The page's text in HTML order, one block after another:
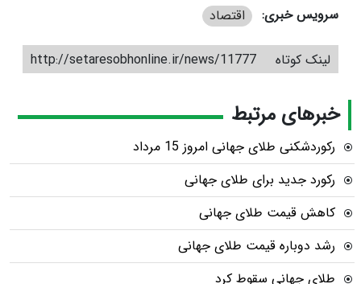
سرویس خبری: اقتصاد
لینک کوتاه http://setaresobhonline.ir/news/11777
خبرهای مرتبط
رکوردشکنی طلای جهانی امروز 15 مرداد
رکورد جدید برای طلای جهانی
کاهش قیمت طلای جهانی
رشد دوباره قیمت طلای جهانی
طلای جهانی سقوط کرد